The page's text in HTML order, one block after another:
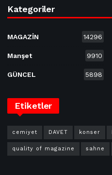
Kategoriler
MAGAZİN 14296
Manşet 9910
GÜNCEL 5898
Etiketler
cemiyet DAVET konser
quality of magazine sahne